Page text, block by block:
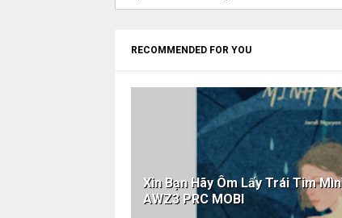
RECOMMENDED FOR YOU
Xin Bạn Hãy Ôm Lấy Trái Tim
AWZ3 PRC MOBI